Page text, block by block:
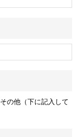
その他（下に記入して